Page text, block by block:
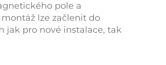
pole a
montáž lze začlenit do
jak pro nové instalace, tak